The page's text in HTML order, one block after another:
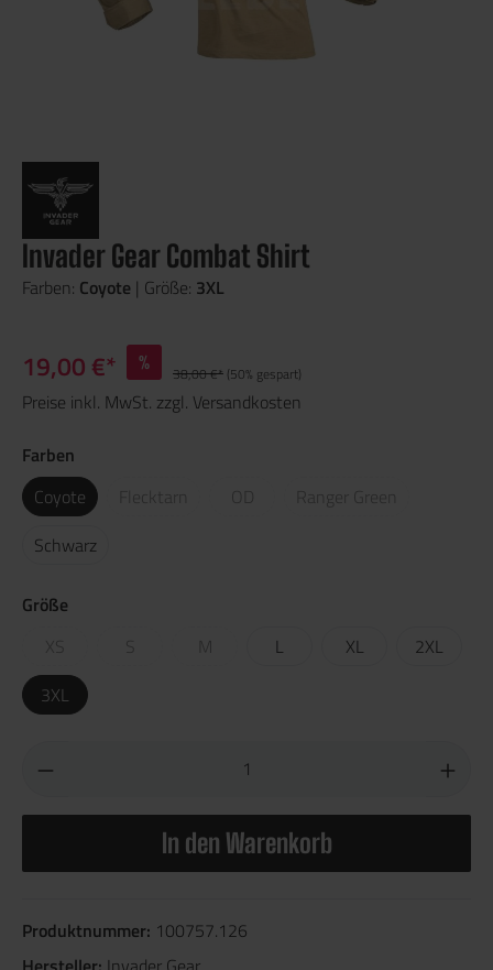
Invader Gear Combat Shirt
Farben: Coyote | Größe: 3XL
19,00 €* % 38,00 €* (50% gespart)
Preise inkl. MwSt. zzgl. Versandkosten
Farben
Coyote
OD
Ranger Green
Schwarz
Größe
XS
M L XL
2XL
3XL
In den Warenkorb
Produktnummer: 100757.126